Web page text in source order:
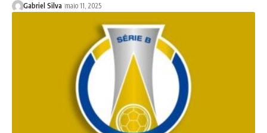
Gabriel Silva maio 11, 2025